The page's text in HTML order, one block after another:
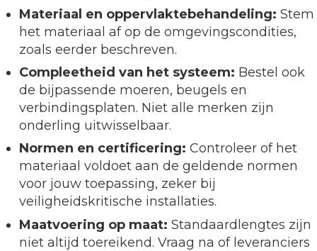
Materiaal en oppervlaktebehandeling: Stem
het materiaal af op de omgevingscondities,
zoals eerder beschreven.
Compleetheid van het systeem: Bestel ook
de bijpassende moeren, beugels en
verbindingsplaten. Niet alle merken zijn
onderling uitwisselbaar.
Normen en certificering: Controleer of het
materiaal voldoet aan de geldende normen
voor jouw toepassing, zeker bij
veiligheidskritische installaties.
Maatvoering op maat: Standaardlengtes zijn
niet altijd toereikend. Vraag na of leveranciers